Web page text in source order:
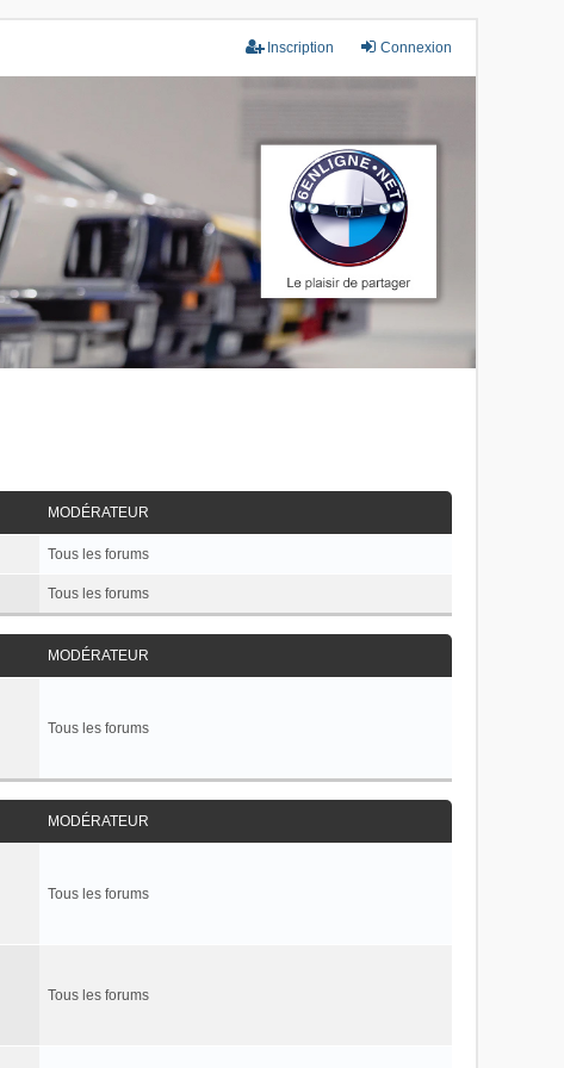
Connexion
Inscription
MODÉRATEUR
Tous les forums
Tous les forums
MODÉRATEUR
Tous les forums
MODÉRATEUR
Tous les forums
Tous les forums